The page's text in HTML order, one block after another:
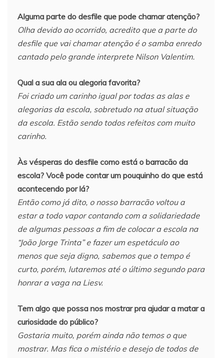
Alguma parte do desfile que pode chamar atenção?
Olha devido ao ocorrido, acredito que a parte do
desfile que vai chamar atenção é o samba enredo
cantado pelo grande interprete Nilson Valentim.
Qual a sua ala ou alegoria favorita?
Foi criado um carinho igual por todas as alas e
alegorias da escola, sobretudo na atual situação
da escola. Estão sendo todos refeitos com muito
carinho.
Às vésperas do desfile como está o barracão da
escola? Você pode contar um pouquinho do que está
acontecendo por lá?
Então como já dito, o nosso barracão voltou a
estar a todo vapor contando com a solidariedade
de algumas pessoas a fim de colocar a escola na
“João Jorge Trinta” e fazer um espetáculo ao
menos que seja digno, sabemos que o tempo é
curto, porém, lutaremos até o último segundo para
honrar a vaga na Liesv.
Tem algo que possa nos mostrar pra ajudar a matar a
curiosidade do público?
Gostaria muito, porém ainda não temos o que
mostrar. Mas fica o mistério e desejo de todos de